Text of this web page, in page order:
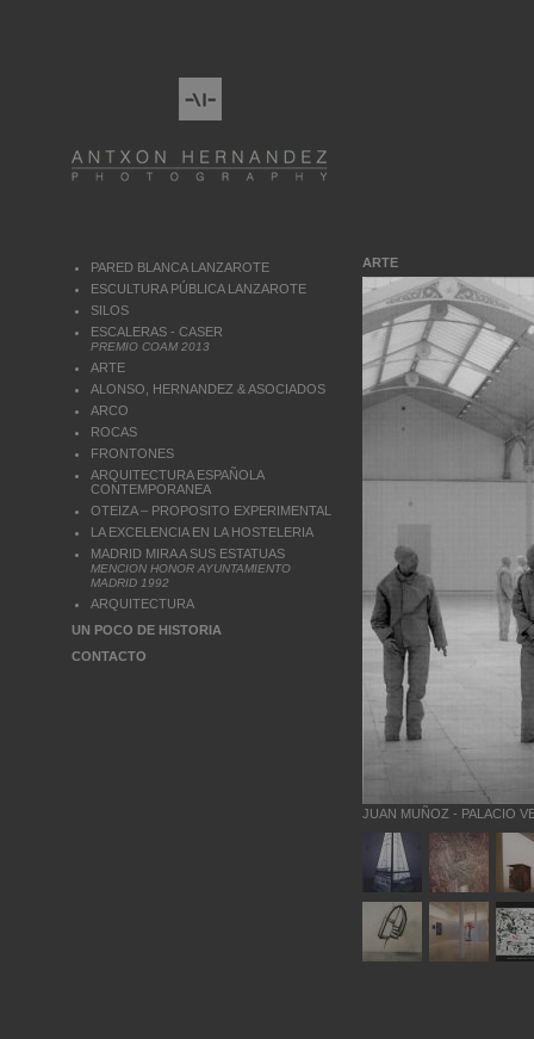
PARED BLANCA LANZAROTE
ESCULTURA PÚBLICA LANZAROTE
SILOS
ESCALERAS - CASER
PREMIO COAM 2013
ARTE
ALONSO, HERNANDEZ & ASOCIADOS
ARCO
ROCAS
FRONTONES
ARQUITECTURA ESPAÑOLA
CONTEMPORANEA
OTEIZA – PROPOSITO EXPERIMENTAL
LA EXCELENCIA EN LA HOSTELERIA
MADRID MIRA A SUS ESTATUAS
MENCION HONOR AYUNTAMIENTO
MADRID 1992
ARQUITECTURA
UN POCO DE HISTORIA
CONTACTO
ARTE
JUAN MUÑOZ - PALACIO